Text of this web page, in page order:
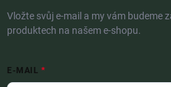
Vložte svůj e-mail a my vám budeme
produktech na našem e-shopu.
E-MAIL